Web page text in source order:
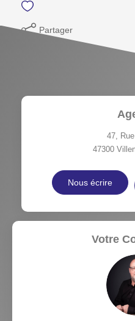
Partager
47,
47300
Nous écrire
Votre